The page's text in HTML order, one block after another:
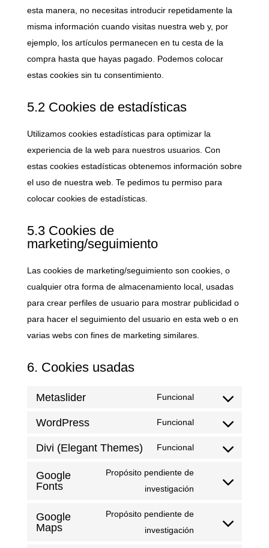
esta manera, no necesitas introducir repetidamente la
misma información cuando visitas nuestra web y, por
ejemplo, los artículos permanecen en tu cesta de la
compra hasta que hayas pagado. Podemos colocar
estas cookies sin tu consentimiento.
5.2 Cookies de estadísticas
Utilizamos cookies estadísticas para optimizar la
experiencia de la web para nuestros usuarios. Con
estas cookies estadísticas obtenemos información sobre
el uso de nuestra web. Te pedimos tu permiso para
colocar cookies de estadísticas.
5.3 Cookies de
marketing/seguimiento
Las cookies de marketing/seguimiento son cookies, o
cualquier otra forma de almacenamiento local, usadas
para crear perfiles de usuario para mostrar publicidad o
para hacer el seguimiento del usuario en esta web o en
varias webs con fines de marketing similares.
6. Cookies usadas
Metaslider Funcional
Consent
metaslider
WordPress Funcional
Consent
wordpress
Divi (Elegant Themes) Funcional
Consent
service
(elegant-
Google
Fonts
Propósito pendiente de
investigación
Consent
service
Google
Maps
Propósito pendiente de
investigación
Consent